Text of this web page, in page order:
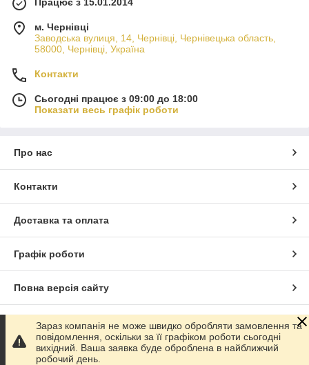
Працює з 15.01.2014
м. Чернівці
Заводська вулиця, 14, Чернівці, Чернівецька область,
58000, Чернівці, Україна
Контакти
Сьогодні працює з 09:00 до 18:00
Показати весь графік роботи
Про нас
Контакти
Доставка та оплата
Графік роботи
Повна версія сайту
Сайт створено на маркетплейсіProm.ua
Політика конфіденційності
Зараз компанія не може швидко обробляти замовлення та
повідомлення, оскільки за її графіком роботи сьогодні
вихідний. Ваша заявка буде оброблена в найближчий
робочий день.